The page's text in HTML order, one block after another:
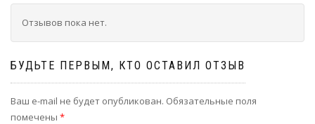
Отзывов пока нет.
БУДЬТЕ ПЕРВЫМ, КТО ОСТАВИЛ ОТЗЫВ
Ваш e-mail не будет опубликован. Обязательные поля
помечены *